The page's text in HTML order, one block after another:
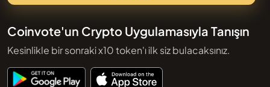
Coinvote'un Crypto Uygulamasıyla Tanışın
Kesinlikle bir sonraki x10 token'ı ilk siz bulacaksınız.